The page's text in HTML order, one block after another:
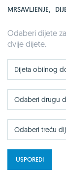
MRŠAVLJENJE,
Odaberi dijete
dvije dijete.
Dijeta obilnog
Odaberi drugu
Odaberi treću
USPOREDI